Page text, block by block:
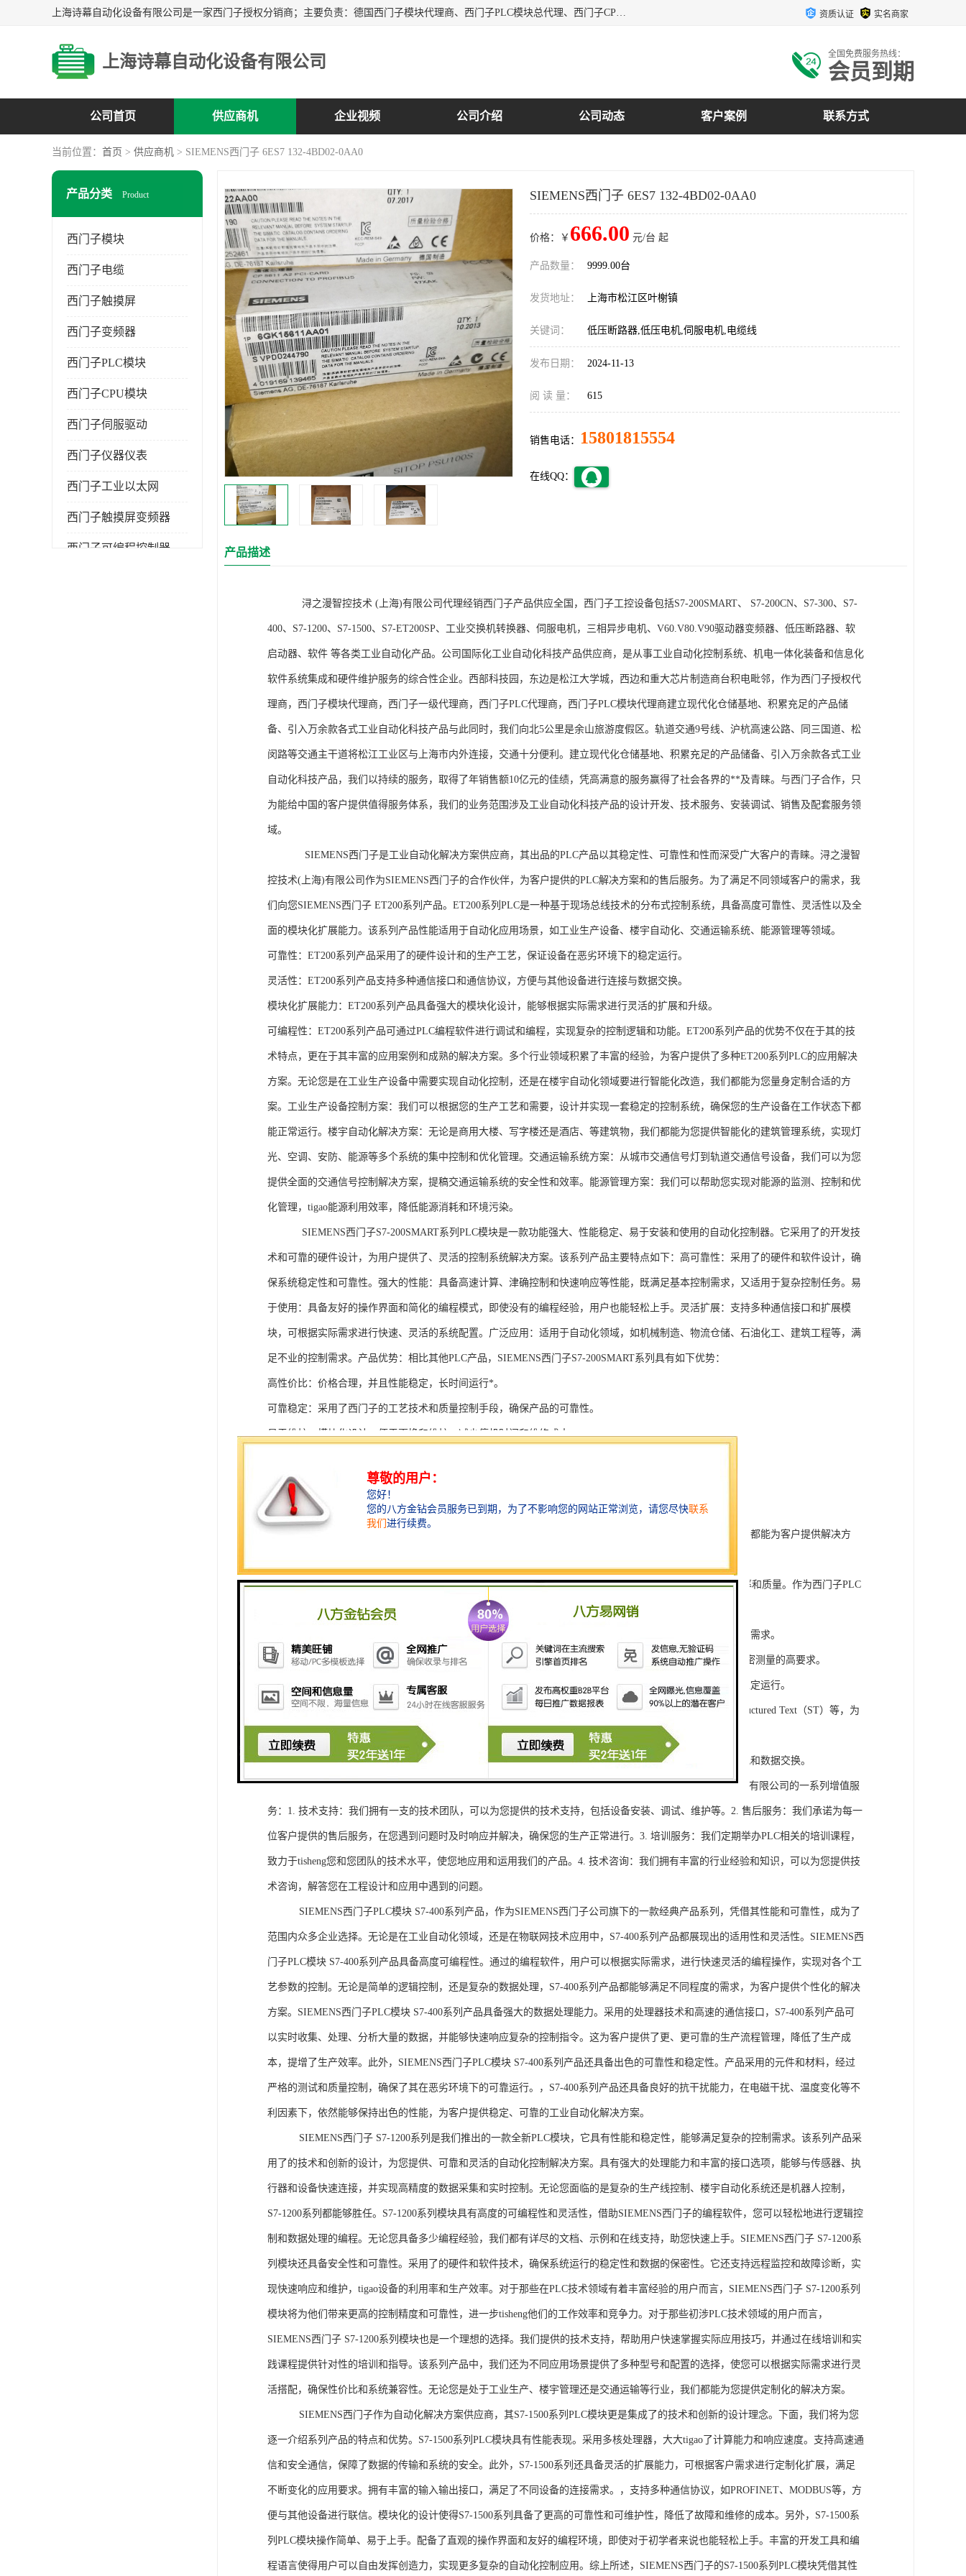
上海诗幕自动化设备有限公司是一家西门子授权分销商；主要负责：德国西门子模块代理商、西门子PLC模块总代理、西门子CPU模块代理商、西门子电缆代理、西门子触摸屏变频器总代理等专销售西门子各系列产品；实体公司，诚信经营，价格优势，品质保证，库存量大，供应！ 资质认证 实名商家
上海诗幕自动化设备有限公司 全国免费服务热线：
会员到期
公司首页 供应商机 企业视频 公司介绍 公司动态 客户案例 联系方式
当前位置： 首页 > 供应商机 > SIEMENS西门子 6ES7 132-4BD02-0AA0
产品分类 Product
西门子模块
西门子电缆
西门子触摸屏
西门子变频器
西门子PLC模块
西门子CPU模块
西门子伺服驱动
西门子仪器仪表
西门子工业以太网
西门子触摸屏变频器
西门子可编程控制器
SIEMENS西门子 6ES7 132-4BD02-0AA0
价格：￥ 666.00 元/台 起
产品数量： 9999.00台
发货地址： 上海市松江区叶榭镇
关键词： 低压断路器,低压电机,伺服电机,电缆线
发布日期： 2024-11-13
阅 读 量： 615
销售电话： 15801815554
在线QQ：
产品描述
浔之漫智控技术 (上海)有限公司代理经销西门子产品供应全国，西门子工控设备包括S7-200SMART、 S7-200CN、S7-300、S7-
400、S7-1200、S7-1500、S7-ET200SP、工业交换机转换器、伺服电机，三相异步电机、V60.V80.V90驱动器变频器、低压断路器、软
启动器、软件 等各类工业自动化产品。公司国际化工业自动化科技产品供应商，是从事工业自动化控制系统、机电一体化装备和信息化
软件系统集成和硬件维护服务的综合性企业。西部科技园，东边是松江大学城，西边和重大芯片制造商台积电毗邻，作为西门子授权代
理商，西门子模块代理商，西门子一级代理商，西门子PLC代理商，西门子PLC模块代理商建立现代化仓储基地、积累充足的产品储
备、引入万余款各式工业自动化科技产品与此同时，我们向北5公里是余山旅游度假区。轨道交通9号线、沪杭高速公路、同三国道、松
闵路等交通主干道将松江工业区与上海市内外连接，交通十分便利。建立现代化仓储基地、积累充足的产品储备、引入万余款各式工业
自动化科技产品，我们以持续的服务，取得了年销售额10亿元的佳绩，凭高满意的服务赢得了社会各界的**及青睐。与西门子合作，只
为能给中国的客户提供值得服务体系，我们的业务范围涉及工业自动化科技产品的设计开发、技术服务、安装调试、销售及配套服务领
域。
SIEMENS西门子是工业自动化解决方案供应商，其出品的PLC产品以其稳定性、可靠性和性而深受广大客户的青睐。浔之漫智
控技术(上海)有限公司作为SIEMENS西门子的合作伙伴，为客户提供的PLC解决方案和的售后服务。为了满足不同领域客户的需求，我
们向您SIEMENS西门子 ET200系列产品。ET200系列PLC是一种基于现场总线技术的分布式控制系统，具备高度可靠性、灵活性以及全
面的模块化扩展能力。该系列产品性能适用于自动化应用场景，如工业生产设备、楼宇自动化、交通运输系统、能源管理等领域。
可靠性：ET200系列产品采用了的硬件设计和的生产工艺，保证设备在恶劣环境下的稳定运行。
灵活性：ET200系列产品支持多种通信接口和通信协议，方便与其他设备进行连接与数据交换。
模块化扩展能力：ET200系列产品具备强大的模块化设计，能够根据实际需求进行灵活的扩展和升级。
可编程性：ET200系列产品可通过PLC编程软件进行调试和编程，实现复杂的控制逻辑和功能。ET200系列产品的优势不仅在于其的技
术特点，更在于其丰富的应用案例和成熟的解决方案。多个行业领域积累了丰富的经验，为客户提供了多种ET200系列PLC的应用解决
方案。无论您是在工业生产设备中需要实现自动化控制，还是在楼宇自动化领域要进行智能化改造，我们都能为您量身定制合适的方
案。工业生产设备控制方案：我们可以根据您的生产工艺和需要，设计并实现一套稳定的控制系统，确保您的生产设备在工作状态下都
能正常运行。楼宇自动化解决方案：无论是商用大楼、写字楼还是酒店、等建筑物，我们都能为您提供智能化的建筑管理系统，实现灯
光、空调、安防、能源等多个系统的集中控制和优化管理。交通运输系统方案：从城市交通信号灯到轨道交通信号设备，我们可以为您
提供全面的交通信号控制解决方案，提稿交通运输系统的安全性和效率。能源管理方案：我们可以帮助您实现对能源的监测、控制和优
化管理，tigao能源利用效率，降低能源消耗和环境污染。
SIEMENS西门子S7-200SMART系列PLC模块是一款功能强大、性能稳定、易于安装和使用的自动化控制器。它采用了的开发技
术和可靠的硬件设计，为用户提供了、灵活的控制系统解决方案。该系列产品主要特点如下：高可靠性：采用了的硬件和软件设计，确
保系统稳定性和可靠性。强大的性能：具备高速计算、津确控制和快速响应等性能，既满足基本控制需求，又适用于复杂控制任务。易
于使用：具备友好的操作界面和简化的编程模式，即使没有的编程经验，用户也能轻松上手。灵活扩展：支持多种通信接口和扩展模
块，可根据实际需求进行快速、灵活的系统配置。广泛应用：适用于自动化领域，如机械制造、物流仓储、石油化工、建筑工程等，满
足不业的控制需求。产品优势：相比其他PLC产品，SIEMENS西门子S7-200SMART系列具有如下优势：
高性价比：价格合理，并且性能稳定，长时间运行*。
可靠稳定：采用了西门子的工艺技术和质量控制手段，确保产品的可靠性。
易于维护：模块化设计，便于更换和维护，减少停机时间和维修成本。
灵活配置：多种通信接口和编程模式可选，满足不同用户的个性化要求。
快速部署：配备了完善的软件工具和技术支持，可快速部署系统，缩短项目周期。
在智能科技、自动化科技和机电领域内有着到的见解。无论是提供技术咨询，还是进行技术开发和转让，我们都能为客户提供解决方
SIEMENS西门子PLC模块S7-300系列产品是一系列高可靠性、高性能的工控设备，旨在tisheng生产效率和质量。作为西门子PLC
系列中的重要组成部分，S7-300系列产品具有以下突出特点：
1. 灵活性和可扩展性：S7-300系列产品设计特，可根据客户需求灵活配置输入输出模块，满足不同规模工程的需求。
2. 高速、高精度的模拟量输入输出：S7-300系列产品支持多达8个模拟量输入输出通道，可满足对于控制和精密测量的高要求。
3. 高可靠性和稳定性：S7-300系列产品采用的硬件和软件技术，具有高度可靠性和稳定性，保证系统的长期稳定运行。
4. 灵活可编程：S7-300系列产品采用TIA Portal开发环境，支持多种编程语言，如Ladder Diagram（LD）、Structured Text（ST）等，为
工程师提供了更多编程选择。
5. 可靠的通讯接口：S7-300系列产品配备丰富的通讯接口，可与其他工控设备无缝集成，实现设备之间的通讯和数据交换。
购买SIEMENS西门子PLC模块S7-300系列产品，不仅获得了可靠的工控设备，还将获得浔之漫智控技术(上海)有限公司的一系列增值服
务：1. 技术支持：我们拥有一支的技术团队，可以为您提供的技术支持，包括设备安装、调试、维护等。2. 售后服务：我们承诺为每一
位客户提供的售后服务，在您遇到问题时及时响应并解决，确保您的生产正常进行。3. 培训服务：我们定期举办PLC相关的培训课程，
致力于tisheng您和您团队的技术水平，使您地应用和运用我们的产品。4. 技术咨询：我们拥有丰富的行业经验和知识，可以为您提供技
术咨询，解答您在工程设计和应用中遇到的问题。
SIEMENS西门子PLC模块 S7-400系列产品，作为SIEMENS西门子公司旗下的一款经典产品系列，凭借其性能和可靠性，成为了
范围内众多企业选择。无论是在工业自动化领域，还是在物联网技术应用中，S7-400系列产品都展现出的适用性和灵活性。SIEMENS西
门子PLC模块 S7-400系列产品具备高度可编程性。通过的编程软件，用户可以根据实际需求，进行快速灵活的编程操作，实现对各个工
艺参数的控制。无论是简单的逻辑控制，还是复杂的数据处理，S7-400系列产品都能够满足不同程度的需求，为客户提供个性化的解决
方案。SIEMENS西门子PLC模块 S7-400系列产品具备强大的数据处理能力。采用的处理器技术和高速的通信接口，S7-400系列产品可
以实时收集、处理、分析大量的数据，并能够快速响应复杂的控制指令。这为客户提供了更、更可靠的生产流程管理，降低了生产成
本，提增了生产效率。此外，SIEMENS西门子PLC模块 S7-400系列产品还具备出色的可靠性和稳定性。产品采用的元件和材料，经过
严格的测试和质量控制，确保了其在恶劣环境下的可靠运行。，S7-400系列产品还具备良好的抗干扰能力，在电磁干扰、温度变化等不
利因素下，依然能够保持出色的性能，为客户提供稳定、可靠的工业自动化解决方案。
SIEMENS西门子 S7-1200系列是我们推出的一款全新PLC模块，它具有性能和稳定性，能够满足复杂的控制需求。该系列产品采
用了的技术和创新的设计，为您提供、可靠和灵活的自动化控制解决方案。具有强大的处理能力和丰富的接口选项，能够与传感器、执
行器和设备快速连接，并实现高精度的数据采集和实时控制。无论您面临的是复杂的生产线控制、楼宇自动化系统还是机器人控制，
S7-1200系列都能够胜任。S7-1200系列模块具有高度的可编程性和灵活性，借助SIEMENS西门子的编程软件，您可以轻松地进行逻辑控
制和数据处理的编程。无论您具备多少编程经验，我们都有详尽的文档、示例和在线支持，助您快速上手。SIEMENS西门子 S7-1200系
列模块还具备安全性和可靠性。采用了的硬件和软件技术，确保系统运行的稳定性和数据的保密性。它还支持远程监控和故障诊断，实
现快速响应和维护，tigao设备的利用率和生产效率。对于那些在PLC技术领域有着丰富经验的用户而言，SIEMENS西门子 S7-1200系列
模块将为他们带来更高的控制精度和可靠性，进一步tisheng他们的工作效率和竞争力。对于那些初涉PLC技术领域的用户而言，
SIEMENS西门子 S7-1200系列模块也是一个理想的选择。我们提供的技术支持，帮助用户快速掌握实际应用技巧，并通过在线培训和实
践课程提供针对性的培训和指导。该系列产品中，我们还为不同应用场景提供了多种型号和配置的选择，使您可以根据实际需求进行灵
活搭配，确保性价比和系统兼容性。无论您是处于工业生产、楼宇管理还是交通运输等行业，我们都能为您提供定制化的解决方案。
SIEMENS西门子作为自动化解决方案供应商，其S7-1500系列PLC模块更是集成了的技术和创新的设计理念。下面，我们将为您
逐一介绍系列产品的特点和优势。S7-1500系列PLC模块具有性能表现。采用多核处理器，大大tigao了计算能力和响应速度。支持高速通
信和安全通信，保障了数据的传输和系统的安全。此外，S7-1500系列还具备灵活的扩展能力，可根据客户需求进行定制化扩展，满足
不断变化的应用要求。拥有丰富的输入输出接口，满足了不同设备的连接需求。，支持多种通信协议，如PROFINET、MODBUS等，方
便与其他设备进行联信。模块化的设计使得S7-1500系列具备了更高的可靠性和可维护性，降低了故障和维修的成本。另外，S7-1500系
列PLC模块操作简单、易于上手。配备了直观的操作界面和友好的编程环境，即使对于初学者来说也能轻松上手。丰富的开发工具和编
程语言使得用户可以自由发挥创造力，实现更多复杂的自动化控制应用。综上所述，SIEMENS西门子的S7-1500系列PLC模块凭借其性